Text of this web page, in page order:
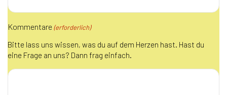
Kommentare (erforderlich)
Bitte lass uns wissen, was du auf dem Herzen hast. Hast du
eine Frage an uns? Dann frag einfach.